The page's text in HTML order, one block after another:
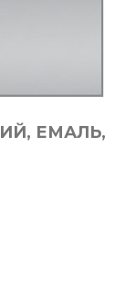
ЕМАЛЬ,